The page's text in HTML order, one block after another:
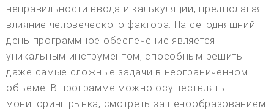
неправильности ввода и калькуляции, предполагая
влияние человеческого фактора. На сегодняшний
день программное обеспечение является
уникальным инструментом, способным решить
даже самые сложные задачи в неограниченном
объеме. В программе можно осуществлять
мониторинг рынка, смотреть за ценообразованием.